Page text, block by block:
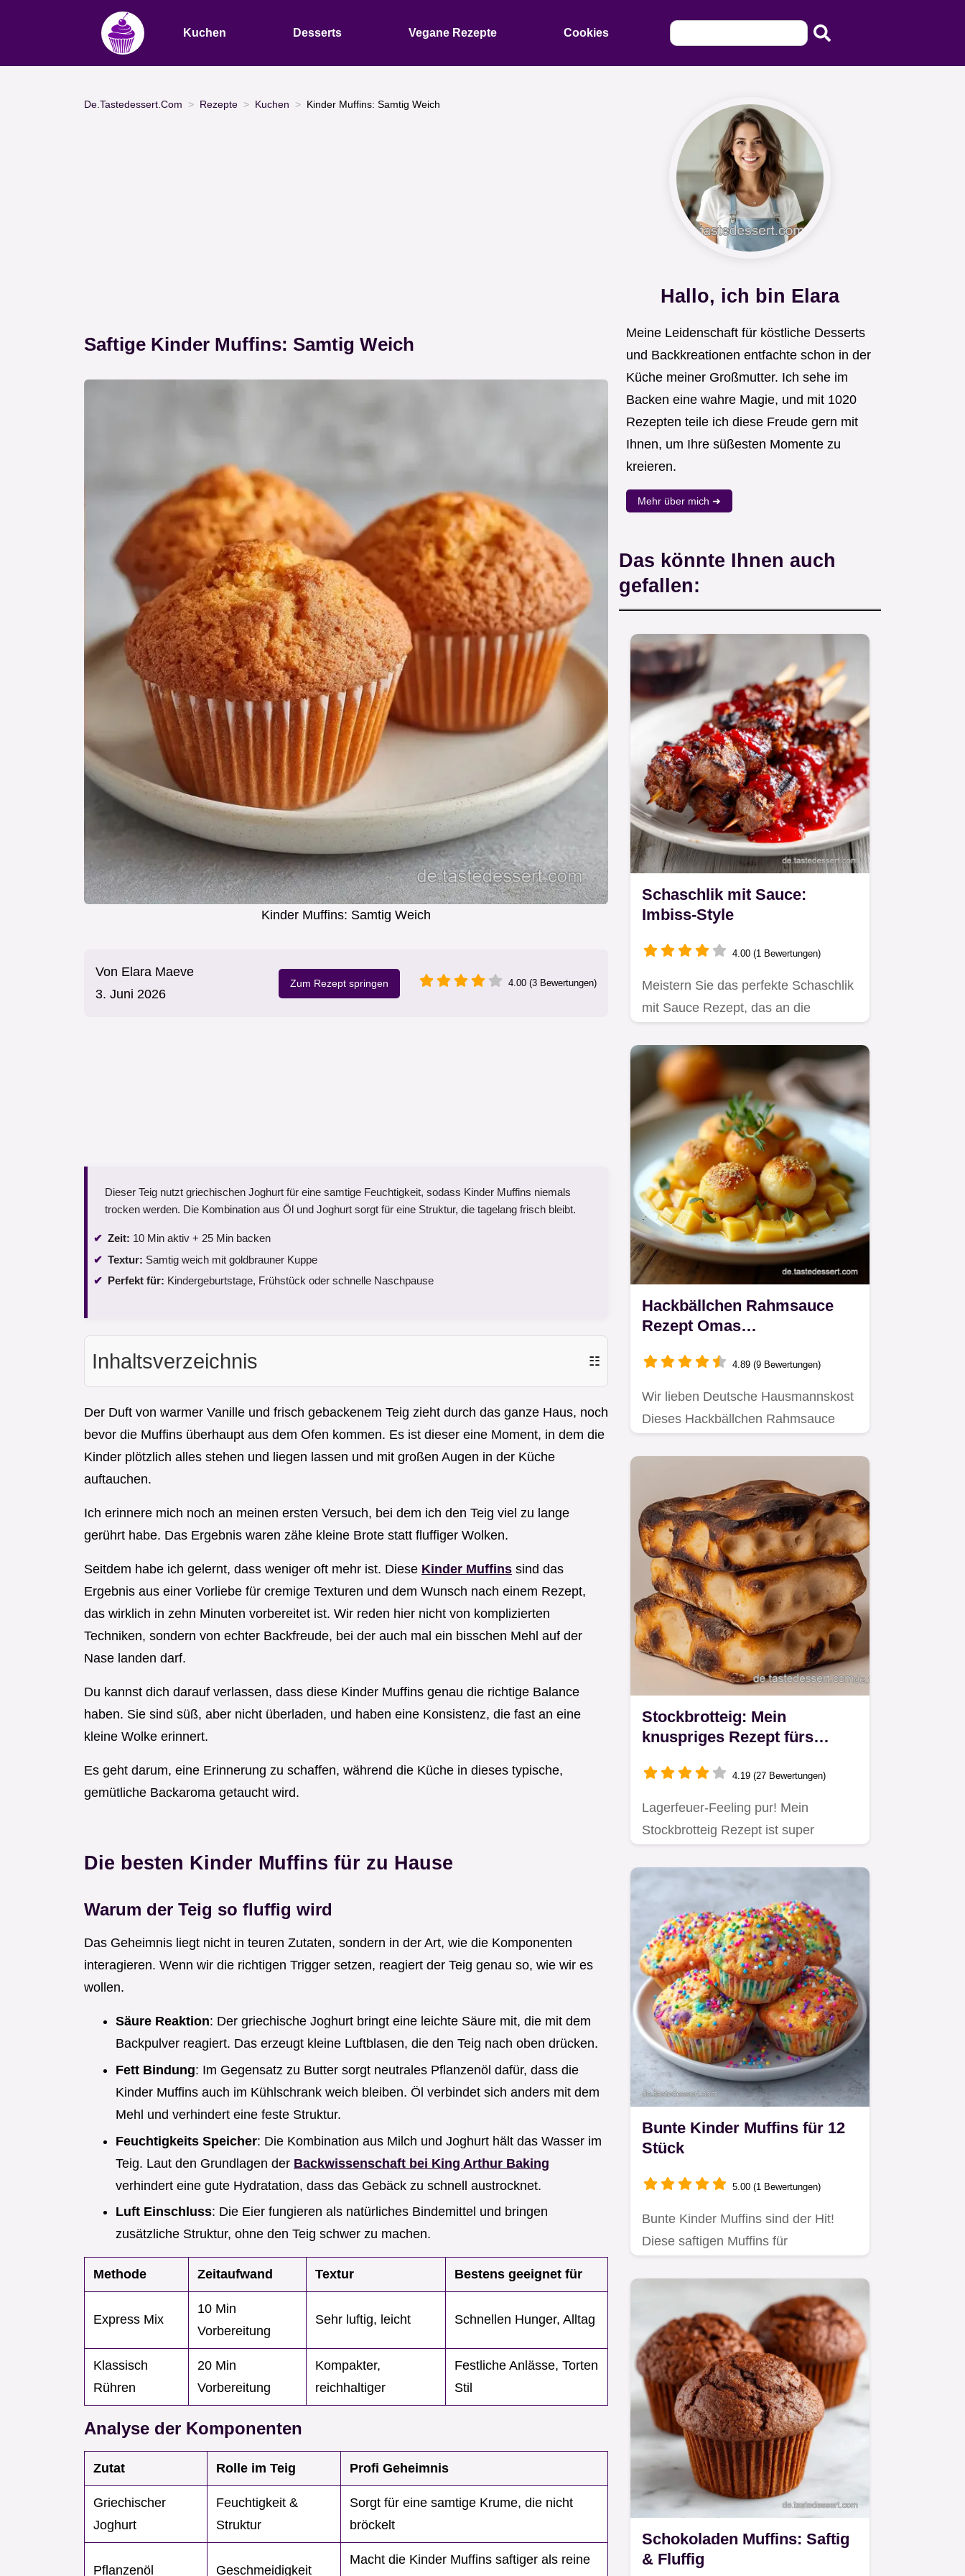
Kuchen Desserts Vegane Rezepte Cookies
De.Tastedessert.Com Rezepte Kuchen Kinder Muffins: Samtig Weich
Saftige Kinder Muffins: Samtig Weich
Kinder Muffins: Samtig Weich
Von Elara Maeve
3. Juni 2026
Zum Rezept springen 4.00 (3 Bewertungen)
Dieser Teig nutzt griechischen Joghurt für eine samtige Feuchtigkeit, sodass Kinder Muffins niemals
trocken werden. Die Kombination aus Öl und Joghurt sorgt für eine Struktur, die tagelang frisch bleibt.
Zeit: 10 Min aktiv + 25 Min backen
Textur: Samtig weich mit goldbrauner Kuppe
Perfekt für: Kindergeburtstage, Frühstück oder schnelle Naschpause
Inhaltsverzeichnis ☷
Der Duft von warmer Vanille und frisch gebackenem Teig zieht durch das ganze Haus, noch
bevor die Muffins überhaupt aus dem Ofen kommen. Es ist dieser eine Moment, in dem die
Kinder plötzlich alles stehen und liegen lassen und mit großen Augen in der Küche
auftauchen.
Ich erinnere mich noch an meinen ersten Versuch, bei dem ich den Teig viel zu lange
gerührt habe. Das Ergebnis waren zähe kleine Brote statt fluffiger Wolken.
Seitdem habe ich gelernt, dass weniger oft mehr ist. Diese Kinder Muffins sind das
Ergebnis aus einer Vorliebe für cremige Texturen und dem Wunsch nach einem Rezept,
das wirklich in zehn Minuten vorbereitet ist. Wir reden hier nicht von komplizierten
Techniken, sondern von echter Backfreude, bei der auch mal ein bisschen Mehl auf der
Nase landen darf.
Du kannst dich darauf verlassen, dass diese Kinder Muffins genau die richtige Balance
haben. Sie sind süß, aber nicht überladen, und haben eine Konsistenz, die fast an eine
kleine Wolke erinnert.
Es geht darum, eine Erinnerung zu schaffen, während die Küche in dieses typische,
gemütliche Backaroma getaucht wird.
Die besten Kinder Muffins für zu Hause
Warum der Teig so fluffig wird
Das Geheimnis liegt nicht in teuren Zutaten, sondern in der Art, wie die Komponenten
interagieren. Wenn wir die richtigen Trigger setzen, reagiert der Teig genau so, wie wir es
wollen.
Säure Reaktion: Der griechische Joghurt bringt eine leichte Säure mit, die mit dem
Backpulver reagiert. Das erzeugt kleine Luftblasen, die den Teig nach oben drücken.
Fett Bindung: Im Gegensatz zu Butter sorgt neutrales Pflanzenöl dafür, dass die
Kinder Muffins auch im Kühlschrank weich bleiben. Öl verbindet sich anders mit dem
Mehl und verhindert eine feste Struktur.
Feuchtigkeits Speicher: Die Kombination aus Milch und Joghurt hält das Wasser im
Teig. Laut den Grundlagen der Backwissenschaft bei King Arthur Baking
verhindert eine gute Hydratation, dass das Gebäck zu schnell austrocknet.
Luft Einschluss: Die Eier fungieren als natürliches Bindemittel und bringen
zusätzliche Struktur, ohne den Teig schwer zu machen.
Methode Zeitaufwand Textur Bestens geeignet für
Express Mix
10 Min
Vorbereitung
Sehr luftig, leicht Schnellen Hunger, Alltag
Klassisch
Rühren
20 Min
Vorbereitung
Kompakter,
reichhaltiger
Festliche Anlässe, Torten
Stil
Analyse der Komponenten
Zutat Rolle im Teig Profi Geheimnis
Griechischer
Joghurt
Feuchtigkeit &
Struktur
Sorgt für eine samtige Krume, die nicht
bröckelt
Pflanzenöl Geschmeidigkeit
Macht die Kinder Muffins saftiger als reine
Hallo, ich bin Elara
Meine Leidenschaft für köstliche Desserts
und Backkreationen entfachte schon in der
Küche meiner Großmutter. Ich sehe im
Backen eine wahre Magie, und mit 1020
Rezepten teile ich diese Freude gern mit
Ihnen, um Ihre süßesten Momente zu
kreieren.
Mehr über mich ➜
Das könnte Ihnen auch
gefallen:
Schaschlik mit Sauce:
Imbiss-Style
4.00 (1 Bewertungen)
Meistern Sie das perfekte Schaschlik
mit Sauce Rezept, das an die
Hackbällchen Rahmsauce
Rezept Omas
saftig einfach gemacht
4.89 (9 Bewertungen)
Wir lieben Deutsche Hausmannskost
Dieses Hackbällchen Rahmsauce
Stockbrotteig: Mein
knuspriges Rezept fürs
4.19 (27 Bewertungen)
Lagerfeuer-Feeling pur! Mein
Stockbrotteig Rezept ist super
Bunte Kinder Muffins für 12
Stück
5.00 (1 Bewertungen)
Bunte Kinder Muffins sind der Hit!
Diese saftigen Muffins für
Schokoladen Muffins: Saftig
& Fluffig